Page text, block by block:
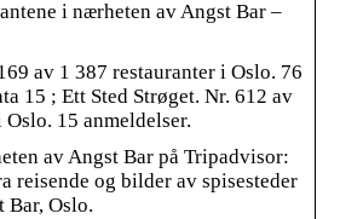
i nærheten av Angst Bar –
av 1 387 restauranter i Oslo. 76
15 ; Ett Sted Strøget. Nr. 612 av
15 anmeldelser.
av Angst Bar på Tripadvisor:
reisende og bilder av spisesteder
Bar, Oslo.